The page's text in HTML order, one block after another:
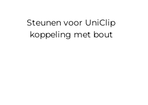
Steunen voor UniClip
koppeling met bout